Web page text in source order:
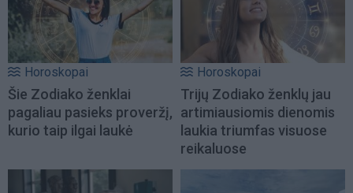
Horoskopai
Šie Zodiako ženklai
pagaliau pasieks proveržį,
kurio taip ilgai laukė
Horoskopai
Trijų Zodiako ženklų jau
artimiausiomis dienomis
laukia triumfas visuose
reikaluose